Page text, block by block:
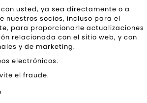
usted, ya sea directamente o a
nuestros socios, incluso para el
para proporcionarle actualizaciones
relacionada con el sitio web, y con
y de marketing.
electrónicos.
el fraude.